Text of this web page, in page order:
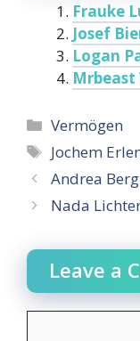
Frauke
Josef
Logan
Mrbeast
Categories
Vermögen
Tags
Jochem
Andrea
Nada
Leave a